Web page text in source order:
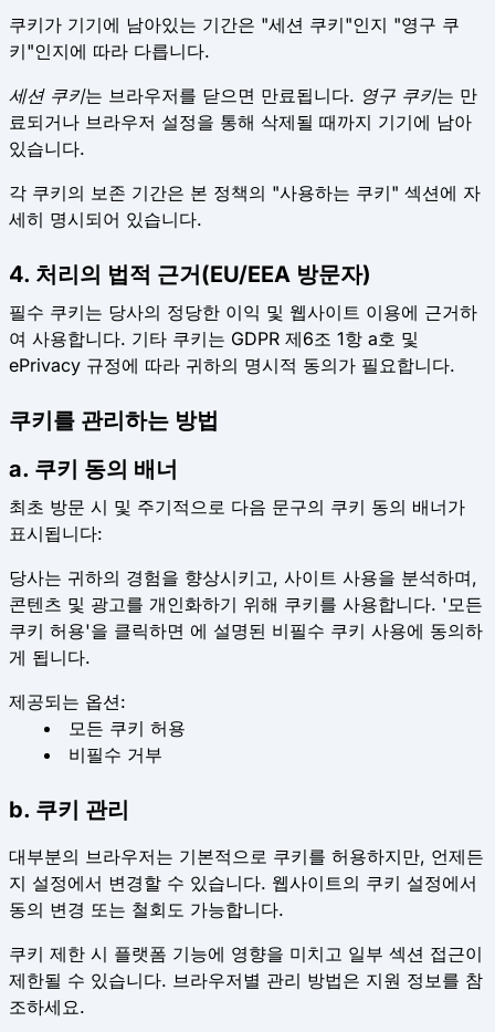
쿠키가 기기에 남아있는 기간은 "세션 쿠키"인지 "영구 쿠
키"인지에 따라 다릅니다.
세션 쿠키는 브라우저를 닫으면 만료됩니다. 영구 쿠키는 만
료되거나 브라우저 설정을 통해 삭제될 때까지 기기에 남아
있습니다.
각 쿠키의 보존 기간은 본 정책의 "사용하는 쿠키" 섹션에 자
세히 명시되어 있습니다.
4. 처리의 법적 근거(EU/EEA 방문자)
필수 쿠키는 당사의 정당한 이익 및 웹사이트 이용에 근거하
여 사용합니다. 기타 쿠키는 GDPR 제6조 1항 a호 및
ePrivacy 규정에 따라 귀하의 명시적 동의가 필요합니다.
쿠키를 관리하는 방법
a. 쿠키 동의 배너
최초 방문 시 및 주기적으로 다음 문구의 쿠키 동의 배너가
표시됩니다:
당사는 귀하의 경험을 향상시키고, 사이트 사용을 분석하며,
콘텐츠 및 광고를 개인화하기 위해 쿠키를 사용합니다. '모든
쿠키 허용'을 클릭하면 에 설명된 비필수 쿠키 사용에 동의하
게 됩니다.
제공되는 옵션:
모든 쿠키 허용
비필수 거부
b. 쿠키 관리
대부분의 브라우저는 기본적으로 쿠키를 허용하지만, 언제든
지 설정에서 변경할 수 있습니다. 웹사이트의 쿠키 설정에서
동의 변경 또는 철회도 가능합니다.
쿠키 제한 시 플랫폼 기능에 영향을 미치고 일부 섹션 접근이
제한될 수 있습니다. 브라우저별 관리 방법은 지원 정보를 참
조하세요.